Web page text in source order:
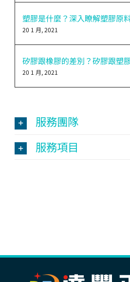
塑膠是什麼？深入瞭解塑膠原
20 1 月, 2021
矽膠跟橡膠的差別？矽膠跟塑
20 1 月, 2021
服務團隊
服務項目